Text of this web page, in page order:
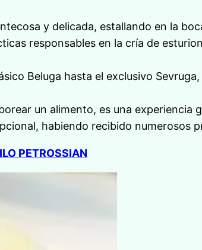
y delicada, estallando en la
responsables en la cría de
Beluga hasta el exclusivo
un alimento, es una experiencia
habiendo recibido numerosos
PETROSSIAN